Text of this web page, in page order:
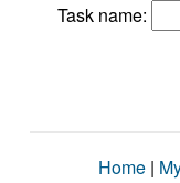
Task name:
Home |